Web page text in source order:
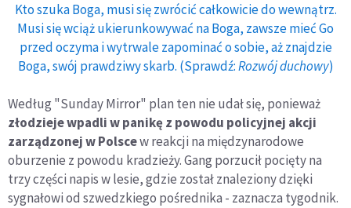
Kto szuka Boga, musi się zwrócić całkowicie do wewnątrz.
Musi się wciąż ukierunkowywać na Boga, zawsze mieć Go
przed oczyma i wytrwale zapominać o sobie, aż znajdzie
Boga, swój prawdziwy skarb. (Sprawdź:Rozwój duchowy)
Według "Sunday Mirror" plan ten nie udał się, ponieważ
złodzieje wpadli w panikę z powodu policyjnej akcji
zarządzonej w Polscew reakcji na międzynarodowe
oburzenie z powodu kradzieży. Gang porzucił pocięty na
trzy części napis w lesie, gdzie został znaleziony dzięki
sygnałowi od szwedzkiego pośrednika - zaznacza tygodnik.